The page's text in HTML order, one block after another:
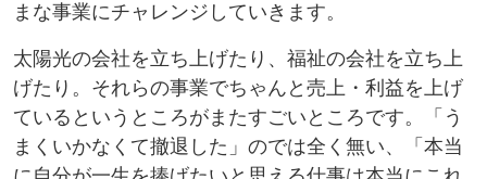
まな事業にチャレンジしていきます。
太陽光の会社を立ち上げたり、福祉の会社を立ち上
げたり。それらの事業でちゃんと売上・利益を上げ
ているというところがまたすごいところです。「う
まくいかなくて撤退した」のでは全く無い、「本当